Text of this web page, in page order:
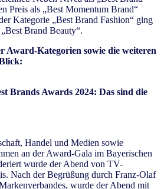
Preis als „Best Momentum Brand“
Kategorie „Best Brand Fashion“ ging
Brand Beauty“.
Award-Kategorien sowie die weiteren
Handel und Medien sowie
an der Award-Gala im Bayerischen
wurde der Abend von TV-
Nach der Begrüßung durch Franz-Olaf
wurde der Abend mit